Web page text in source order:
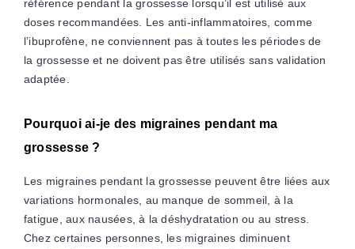
référence pendant la grossesse lorsqu’il est utilisé aux
doses recommandées. Les anti-inflammatoires, comme
l’ibuprofène, ne conviennent pas à toutes les périodes de
la grossesse et ne doivent pas être utilisés sans validation
adaptée.
Pourquoi ai-je des migraines pendant ma
grossesse ?
Les migraines pendant la grossesse peuvent être liées aux
variations hormonales, au manque de sommeil, à la
fatigue, aux nausées, à la déshydratation ou au stress.
Chez certaines personnes, les migraines diminuent